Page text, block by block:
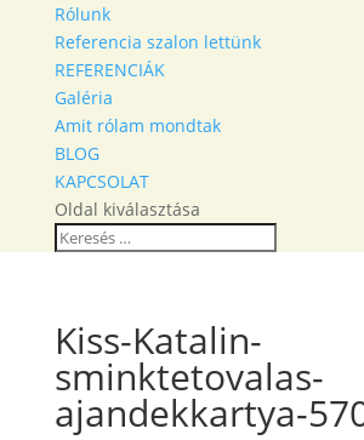
Rólunk
Referencia szalon lettünk
REFERENCIÁK
Galéria
Amit rólam mondtak
BLOG
KAPCSOLAT
Oldal kiválasztása
Kiss-Katalin-
sminktetovalas-
ajandekkartya-